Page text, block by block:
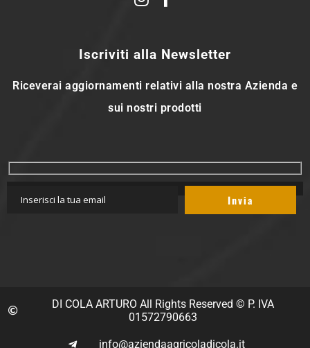
Iscriviti alla Newsletter
Riceverai aggiornamenti relativi alla nostra Azienda e
sui nostri prodotti
DI COLA ARTURO All Rights Reserved © P. IVA
01572790663
info@aziendaagricoladicola.it